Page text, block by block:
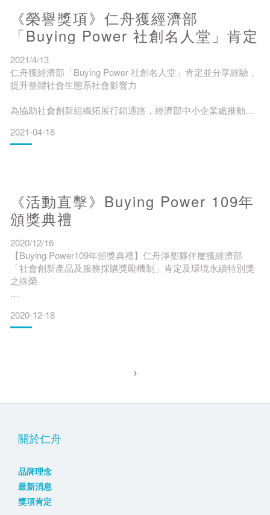
及「年度最佳設計獎」，也是本屆同時拿下兩獎項產品類獎項
的社會企業，足見永續生活不再只能從實用，更要以美學為減
塑生活添入綠色力量。近年將國際綠色潮流帶入台灣家居體驗
《榮譽獎項》仁舟獲經濟部
「Buying Power 社創名人堂」肯定
2021/4/13
仁舟獲經濟部「Buying Power 社創名人堂」肯定並分享經驗，
提升整體社會生態系社會影響力
為協助社會創新組織拓展行銷通路，經濟部中小企業處推動
（2021年）增設「社創名人堂」，表揚傑出社創組織。
企間共學、共創，展現「社創 ca
2021-04-16
《活動直擊》Buying Power 109年
頒獎典禮
2020/12/16
【Buying Power109年頒獎典禮】仁舟淨塑夥伴屢獲經濟部
「社會創新產品及服務採購獎勵機制」肯定及環境永續特別獎
之殊榮
經濟部中小企業處於社會創新實驗中心舉辦第4屆【Buying
社企淨塑夥伴，與其他民營企業、政府單位及國營事業等102個
創新
2020-12-18
關於仁舟
品牌理念
最新消息
獎項肯定